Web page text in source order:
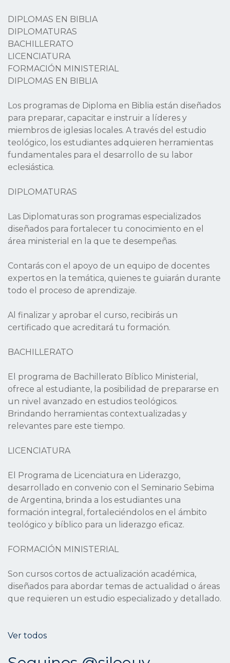
DIPLOMAS EN BIBLIA
DIPLOMATURAS
BACHILLERATO
LICENCIATURA
FORMACIÓN MINISTERIAL
DIPLOMAS EN BIBLIA
Los programas de Diploma en Biblia están diseñados
para preparar, capacitar e instruir a líderes y
miembros de iglesias locales. A través del estudio
teológico, los estudiantes adquieren herramientas
fundamentales para el desarrollo de su labor
eclesiástica.
DIPLOMATURAS
Las Diplomaturas son programas especializados
diseñados para fortalecer tu conocimiento en el
área ministerial en la que te desempeñas.
Contarás con el apoyo de un equipo de docentes
expertos en la temática, quienes te guiarán durante
todo el proceso de aprendizaje.
Al finalizar y aprobar el curso, recibirás un
certificado que acreditará tu formación.
BACHILLERATO
El programa de Bachillerato Bíblico Ministerial,
ofrece al estudiante, la posibilidad de prepararse en
un nivel avanzado en estudios teológicos.
Brindando herramientas contextualizadas y
relevantes pare este tiempo.
LICENCIATURA
El Programa de Licenciatura en Liderazgo,
desarrollado en convenio con el Seminario Sebima
de Argentina, brinda a los estudiantes una
formación integral, fortaleciéndolos en el ámbito
teológico y bíblico para un liderazgo eficaz.
FORMACIÓN MINISTERIAL
Son cursos cortos de actualización académica,
diseñados para abordar temas de actualidad o áreas
que requieren un estudio especializado y detallado.
Ver todos